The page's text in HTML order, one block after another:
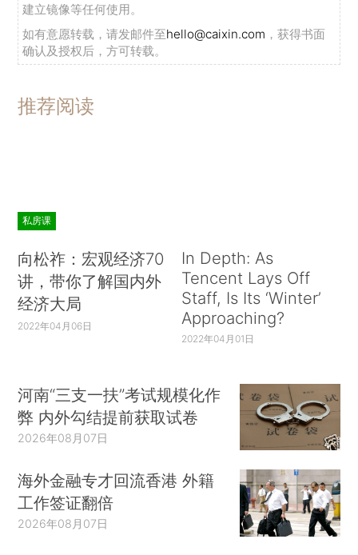
建立镜像等任何使用。
如有意愿转载，请发邮件至hello@caixin.com ，获得书面
确认及授权后，方可转载。
推荐阅读
私房课
向松祚：宏观经济70
讲，带你了解国内外
经济大局
2022年04月06日
In Depth: As
Tencent Lays Off
Staff, Is Its ‘Winter’
Approaching?
2022年04月01日
河南“三支一扶”考试规模化作
弊 内外勾结提前获取试卷
2026年08月07日
海外金融专才回流香港 外籍
工作签证翻倍
2026年08月07日